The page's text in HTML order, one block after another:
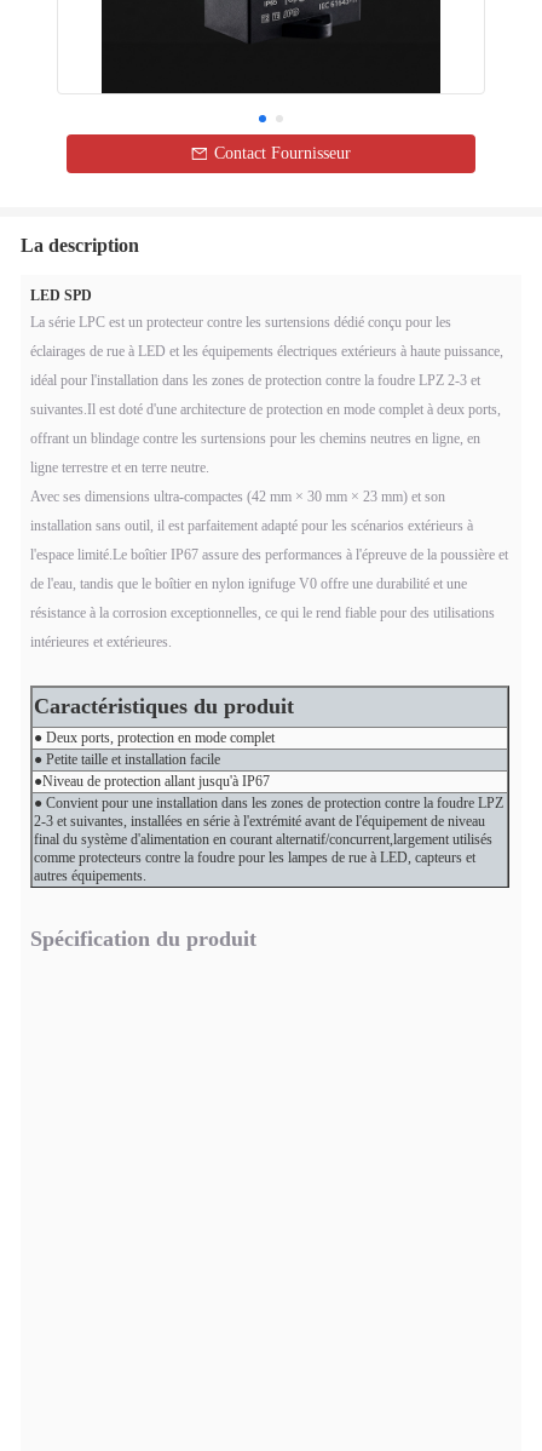
Contact Fournisseur
La description
LED SPD
La série LPC est un protecteur contre les surtensions dédié conçu pour les
éclairages de rue à LED et les équipements électriques extérieurs à haute puissance,
idéal pour l'installation dans les zones de protection contre la foudre LPZ 2-3 et
suivantes.Il est doté d'une architecture de protection en mode complet à deux ports,
offrant un blindage contre les surtensions pour les chemins neutres en ligne, en
ligne terrestre et en terre neutre.
Avec ses dimensions ultra-compactes (42 mm × 30 mm × 23 mm) et son
installation sans outil, il est parfaitement adapté pour les scénarios extérieurs à
l'espace limité.Le boîtier IP67 assure des performances à l'épreuve de la poussière et
de l'eau, tandis que le boîtier en nylon ignifuge V0 offre une durabilité et une
résistance à la corrosion exceptionnelles, ce qui le rend fiable pour des utilisations
intérieures et extérieures.
Caractéristiques du produit
● Deux ports, protection en mode complet
● Petite taille et installation facile
●Niveau de protection allant jusqu'à IP67
● Convient pour une installation dans les zones de protection contre la foudre LPZ
2-3 et suivantes, installées en série à l'extrémité avant de l'équipement de niveau
final du système d'alimentation en courant alternatif/concurrent,largement utilisés
comme protecteurs contre la foudre pour les lampes de rue à LED, capteurs et
autres équipements.
Spécification du produit